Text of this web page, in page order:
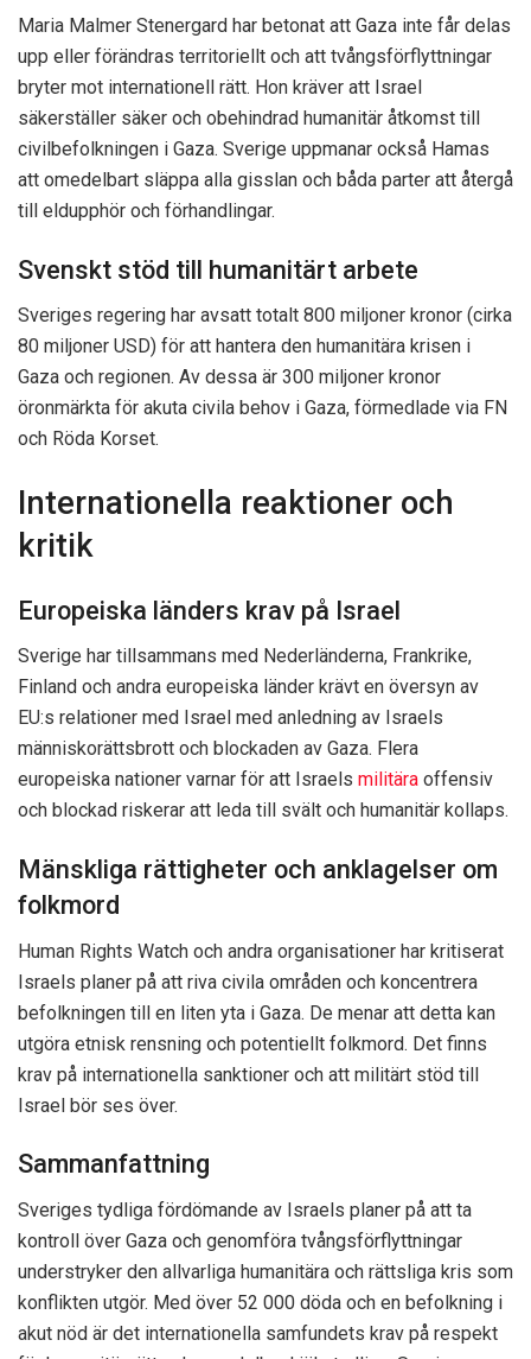
Maria Malmer Stenergard har betonat att Gaza inte får delas
upp eller förändras territoriellt och att tvångsförflyttningar
bryter mot internationell rätt. Hon kräver att Israel
säkerställer säker och obehindrad humanitär åtkomst till
civilbefolkningen i Gaza. Sverige uppmanar också Hamas
att omedelbart släppa alla gisslan och båda parter att återgå
till eldupphör och förhandlingar.
Svenskt stöd till humanitärt arbete
Sveriges regering har avsatt totalt 800 miljoner kronor (cirka
80 miljoner USD) för att hantera den humanitära krisen i
Gaza och regionen. Av dessa är 300 miljoner kronor
öronmärkta för akuta civila behov i Gaza, förmedlade via FN
och Röda Korset.
Internationella reaktioner och
kritik
Europeiska länders krav på Israel
Sverige har tillsammans med Nederländerna, Frankrike,
Finland och andra europeiska länder krävt en översyn av
EU:s relationer med Israel med anledning av Israels
människorättsbrott och blockaden av Gaza. Flera
europeiska nationer varnar för att Israels militära offensiv
och blockad riskerar att leda till svält och humanitär kollaps.
Mänskliga rättigheter och anklagelser om
folkmord
Human Rights Watch och andra organisationer har kritiserat
Israels planer på att riva civila områden och koncentrera
befolkningen till en liten yta i Gaza. De menar att detta kan
utgöra etnisk rensning och potentiellt folkmord. Det finns
krav på internationella sanktioner och att militärt stöd till
Israel bör ses över.
Sammanfattning
Sveriges tydliga fördömande av Israels planer på att ta
kontroll över Gaza och genomföra tvångsförflyttningar
understryker den allvarliga humanitära och rättsliga kris som
konflikten utgör. Med över 52 000 döda och en befolkning i
akut nöd är det internationella samfundets krav på respekt